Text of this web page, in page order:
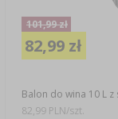
Balon do wina 10 L
101,99 zł
82,99 zł
82,99 PLN/szt.